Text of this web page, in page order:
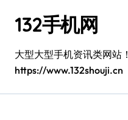
132手机网
大型大型手机资讯类网站！
https://www.132shouji.cn